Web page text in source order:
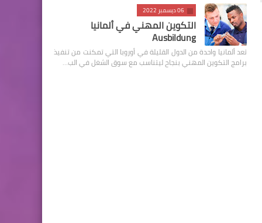
06 ديسمبر 2022
التكوين المهني في ألمانيا
Ausbildung
تعد ألمانيا واحدة من الدول القليلة في أوروبا التي تمكنت من تنفيذ
برامج التكوين المهني بنجاح ليتناسب مع سوق الشغل في الب…